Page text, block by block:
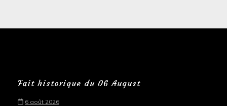
Fait historique du 06 August
6 août 2026